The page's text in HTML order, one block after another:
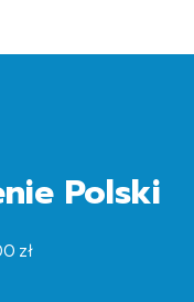
Polski
zł